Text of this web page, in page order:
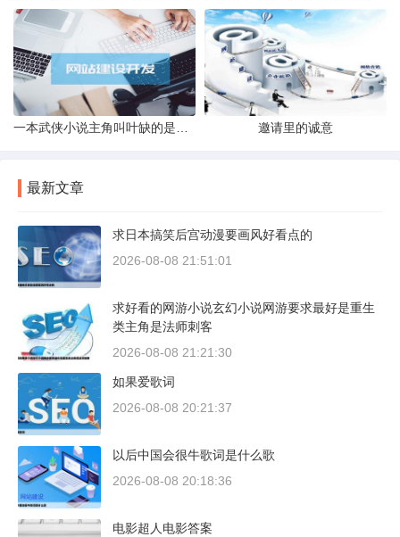
邀请里的诚意
最新文章
求日本搞笑后宫动漫要画风好看点的
2026-08-08 21:51:01
求好看的网游小说玄幻小说网游要求最好是重生
类主角是法师刺客
2026-08-08 21:21:30
如果爱歌词
2026-08-08 20:21:37
以后中国会很牛歌词是什么歌
2026-08-08 20:18:36
电影超人电影答案